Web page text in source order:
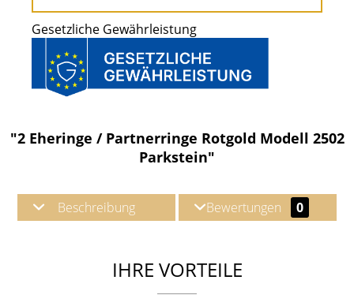
Gesetzliche Gewährleistung
"2 Eheringe / Partnerringe Rotgold Modell 2502
Parkstein"
Beschreibung Bewertungen 0
IHRE VORTEILE